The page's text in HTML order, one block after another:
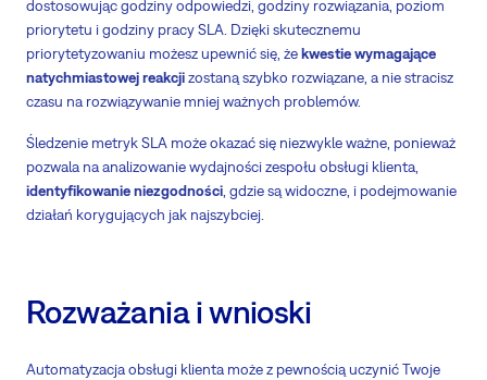
dostosowując godziny odpowiedzi, godziny rozwiązania, poziom
priorytetu i godziny pracy SLA. Dzięki skutecznemu
priorytetyzowaniu możesz upewnić się, żekwestie wymagające
natychmiastowej reakcjizostaną szybko rozwiązane, a nie stracisz
czasu na rozwiązywanie mniej ważnych problemów.
Śledzenie metryk SLA może okazać się niezwykle ważne, ponieważ
pozwala na analizowanie wydajności zespołu obsługi klienta,
identyfikowanie niezgodności , gdzie są widoczne, i podejmowanie
działań korygujących jak najszybciej.
Rozważania i wnioski
Automatyzacja obsługi klienta może z pewnością uczynić Twoje